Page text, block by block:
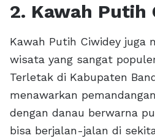
2. Kawah Putih
Kawah Putih Ciwidey juga
wisata yang sangat
Terletak di Kabupaten
menawarkan
dengan danau berwarna
bisa berjalan-jalan di